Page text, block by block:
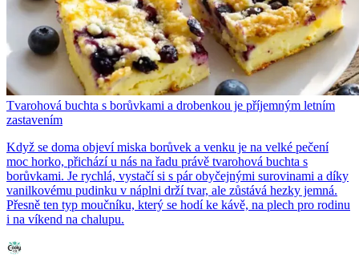
Tvarohová buchta s borůvkami a drobenkou je příjemným letním
zastavením
Když se doma objeví miska borůvek a venku je na velké pečení
moc horko, přichází u nás na řadu právě tvarohová buchta s
borůvkami. Je rychlá, vystačí si s pár obyčejnými surovinami a díky
vanilkovému pudinku v náplni drží tvar, ale zůstává hezky jemná.
Přesně ten typ moučníku, který se hodí ke kávě, na plech pro rodinu
i na víkend na chalupu.